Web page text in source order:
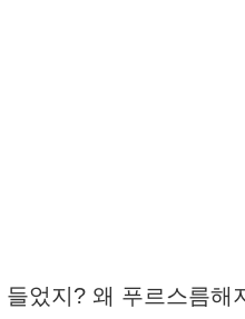
었지? 왜 푸르스름해